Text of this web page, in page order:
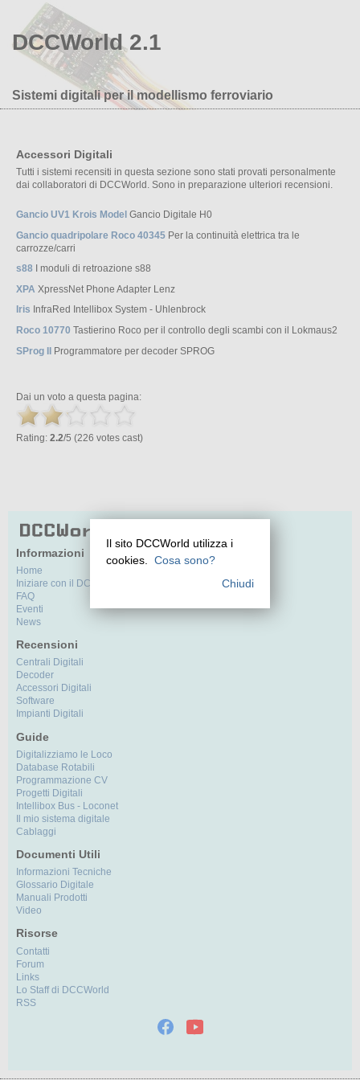
DCCWorld 2.1
Sistemi digitali per il modellismo ferroviario
Accessori Digitali
Tutti i sistemi recensiti in questa sezione sono stati provati personalmente
dai collaboratori di DCCWorld. Sono in preparazione ulteriori recensioni.
Gancio UV1 Krois Model Gancio Digitale H0
Gancio quadripolare Roco 40345 Per la continuità elettrica tra le
carrozze/carri
s88 I moduli di retroazione s88
XPA XpressNet Phone Adapter Lenz
Iris InfraRed Intellibox System - Uhlenbrock
Roco 10770 Tastierino Roco per il controllo degli scambi con il Lokmaus2
SProg II Programmatore per decoder SPROG
Dai un voto a questa pagina:
Rating: 2.2/5 (226 votes cast)
Informazioni
Home
Iniziare con il DCC
FAQ
Eventi
News
Recensioni
Centrali Digitali
Decoder
Accessori Digitali
Software
Impianti Digitali
Guide
Digitalizziamo le Loco
Database Rotabili
Programmazione CV
Progetti Digitali
Intellibox Bus - Loconet
Il mio sistema digitale
Cablaggi
Documenti Utili
Informazioni Tecniche
Glossario Digitale
Manuali Prodotti
Video
Risorse
Contatti
Forum
Links
Lo Staff di DCCWorld
RSS
Il sito DCCWorld utilizza i
cookies.
Cosa sono?
Chiudi